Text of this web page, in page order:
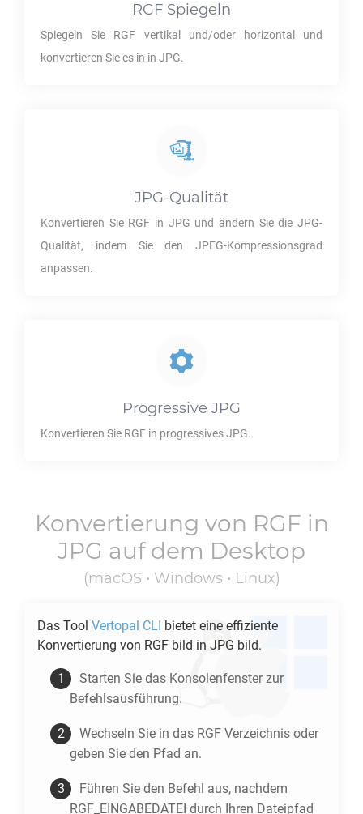
RGF Spiegeln
Spiegeln Sie RGF vertikal und/oder horizontal und
konvertieren Sie es in in JPG.
JPG-Qualität
Konvertieren Sie RGF in JPG und ändern Sie dieJPG-
Qualität, indem Sie den JPEG-Kompressionsgrad
anpassen.
Progressive JPG
Konvertieren Sie RGF in progressivesJPG.
Konvertierung von RGF in
JPG auf dem Desktop
(macOS • Windows • Linux)
Das Tool Vertopal CLI bietet eine effiziente
Konvertierung von RGF bild in JPG bild.
Starten Sie das Konsolenfenster zur
Befehlsausführung.
Wechseln Sie in das RGF Verzeichnis oder
geben Sie den Pfad an.
Führen Sie den Befehl aus, nachdem
RGF_EINGABEDATEI durch Ihren Dateipfad